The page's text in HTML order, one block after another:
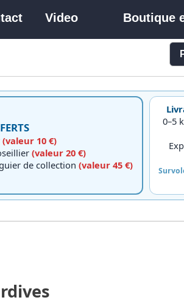
Video Boutique
(valeur 10 €)
(valeur 20 €)
de collection(valeur 45 €)
0–5